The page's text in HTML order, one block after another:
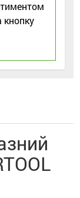
кнопку